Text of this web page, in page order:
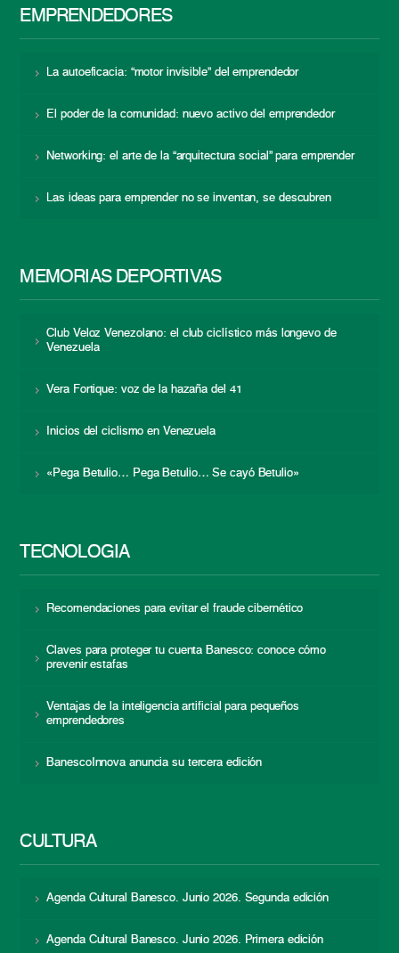
EMPRENDEDORES
La autoeficacia: “motor invisible” del emprendedor
El poder de la comunidad: nuevo activo del emprendedor
Networking: el arte de la “arquitectura social” para emprender
Las ideas para emprender no se inventan, se descubren
MEMORIAS DEPORTIVAS
Club Veloz Venezolano: el club ciclístico más longevo de
Venezuela
Vera Fortique: voz de la hazaña del 41
Inicios del ciclismo en Venezuela
«Pega Betulio… Pega Betulio… Se cayó Betulio»
TECNOLOGÍA
Recomendaciones para evitar el fraude cibernético
Claves para proteger tu cuenta Banesco: conoce cómo
prevenir estafas
Ventajas de la inteligencia artificial para pequeños
emprendedores
BanescoInnova anuncia su tercera edición
CULTURA
Agenda Cultural Banesco. Junio 2026. Segunda edición
Agenda Cultural Banesco. Junio 2026. Primera edición